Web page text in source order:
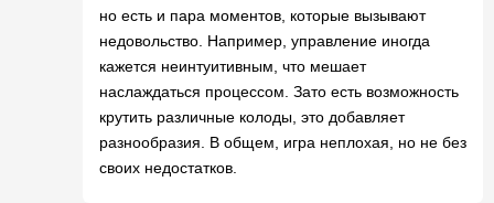
но есть и пара моментов, которые вызывают
недовольство. Например, управление иногда
кажется неинтуитивным, что мешает
наслаждаться процессом. Зато есть возможность
крутить различные колоды, это добавляет
разнообразия. В общем, игра неплохая, но не без
своих недостатков.